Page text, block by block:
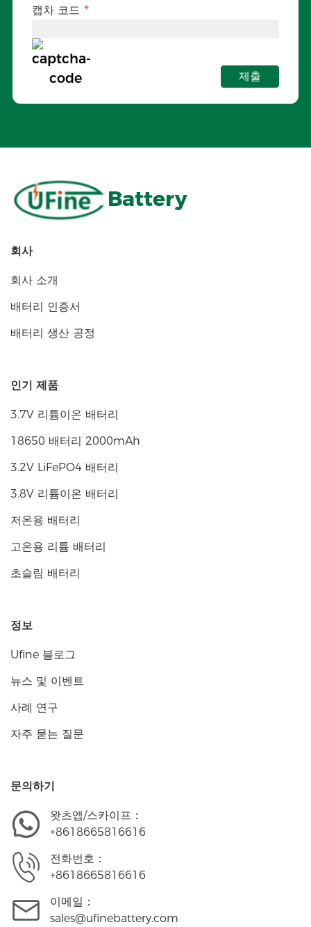
캡차 코드
제출
Battery
회사
회사 소개
배터리 인증서
배터리 생산 공정
인기 제품
3.7V 리튬이온 배터리
18650 배터리 2000mAh
3.2V LiFePO4 배터리
3.8V 리튬이온 배터리
저온용 배터리
고온용 리튬 배터리
초슬림 배터리
정보
Ufine 블로그
뉴스 및 이벤트
사례 연구
자주 묻는 질문
문의하기
왓츠앱/스카이프：
+8618665816616
전화번호：
+8618665816616
이메일：
sales@ufinebattery.com